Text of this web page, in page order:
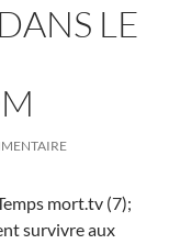
LE
mort.tv (7);
survivre aux